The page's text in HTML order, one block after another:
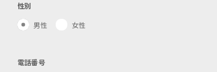
性別
男性
女性
電話番号